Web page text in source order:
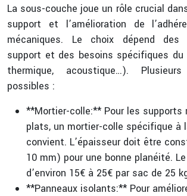
La sous-couche joue un rôle crucial
support et l’amélioration de
mécaniques. Le choix dépend des
support et des besoins spécifiques
thermique, acoustique…).
possibles :
**Mortier-colle:** Pour les supports
plats, un mortier-colle spécifique à
convient. L’épaisseur doit être
10 mm) pour une bonne planéité.
d’environ 15€ à 25€ par sac de 25
**Panneaux isolants:** Pour